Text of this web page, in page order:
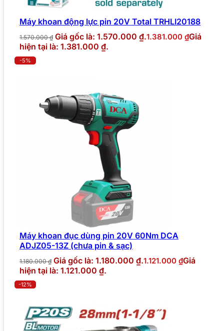
Máy khoan động lực pin 20V Total TRHLI20188
1.570.000₫ Giá gốc là: 1.570.000 ₫.1.381.000 ₫Giá
hiện tại là: 1.381.000 ₫.
-5%
Máy khoan đục dùng pin 20V 60Nm DCA
ADJZ05-13Z (chưa pin & sạc)
1.180.000₫ Giá gốc là: 1.180.000 ₫.1.121.000 ₫Giá
hiện tại là: 1.121.000 ₫.
-12%